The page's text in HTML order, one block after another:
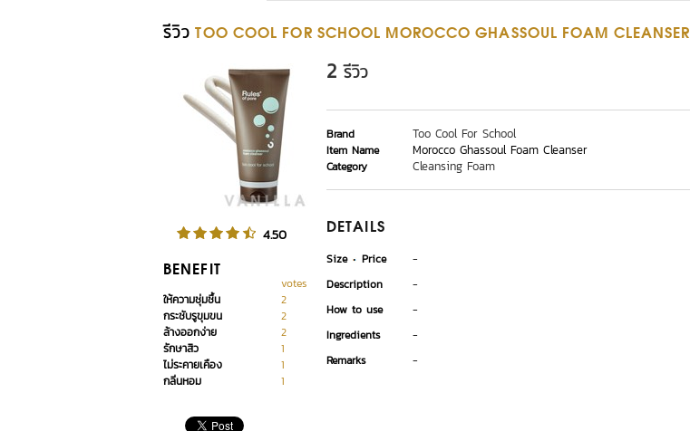
รีวิว TOO COOL FOR SCHOOL MOROCCO GHASSOUL FOAM CLEANSER
4.50
BENEFIT
votes
ให้ความชุ่มชื้น
2
กระชับรูขุมขน
2
ล้างออกง่าย
2
รักษาสิว
1
ไม่ระคายเคือง
1
กลิ่นหอม
1
2 รีวิว
Brand Too Cool For School
Item Name Morocco Ghassoul Foam Cleanser
Category Cleansing Foam
DETAILS
Size Price
-
Description
-
How to use
-
Ingredients
-
Remarks
-